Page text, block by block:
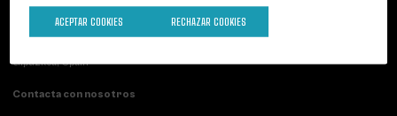
Gipuzkoa, Spain
Contacta con nosotros
RECHAZAR COOKIES
ACEPTAR COOKIES